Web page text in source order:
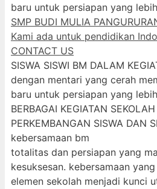
baru untuk persiapan yang
SMP BUDI MULIA
Kami ada untuk pendidikan
CONTACT US
SISWA SISWI BM DALAM
dengan mentari yang cerah
baru untuk persiapan yang
BERBAGAI KEGIATAN
PERKEMBANGAN SISWA DAN
kebersamaan bm
totalitas dan persiapan yang
kesuksesan. kebersamaan
elemen sekolah menjadi kunci